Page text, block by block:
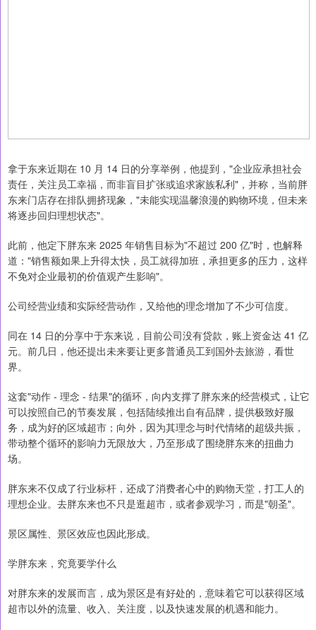
拿于东来近期在 10 月 14 日的分享举例，他提到，"企业应承担社会
责任，关注员工幸福，而非盲目扩张或追求家族私利"，并称，当前胖
东来门店存在排队拥挤现象，"未能实现温馨浪漫的购物环境，但未来
将逐步回归理想状态"。
此前，他定下胖东来 2025 年销售目标为"不超过 200 亿"时，也解释
道："销售额如果上升得太快，员工就得加班，承担更多的压力，这样
不免对企业最初的价值观产生影响"。
公司经营业绩和实际经营动作，又给他的理念增加了不少可信度。
同在 14 日的分享中于东来说，目前公司没有贷款，账上资金达 41 亿
元。前几日，他还提出未来要让更多普通员工到国外去旅游，看世
界。
这套"动作 - 理念 - 结果"的循环，向内支撑了胖东来的经营模式，让它
可以按照自己的节奏发展，包括陆续推出自有品牌，提供极致好服
务，成为好的区域超市；向外，因为其理念与时代情绪的超级共振，
带动整个循环的影响力无限放大，乃至形成了围绕胖东来的扭曲力
场。
胖东来不仅成了行业标杆，还成了消费者心中的购物天堂，打工人的
理想企业。去胖东来也不只是逛超市，或者参观学习，而是"朝圣"。
景区属性、景区效应也因此形成。
学胖东来，究竟要学什么
对胖东来的发展而言，成为景区是有好处的，意味着它可以获得区域
超市以外的流量、收入、关注度，以及快速发展的机遇和能力。